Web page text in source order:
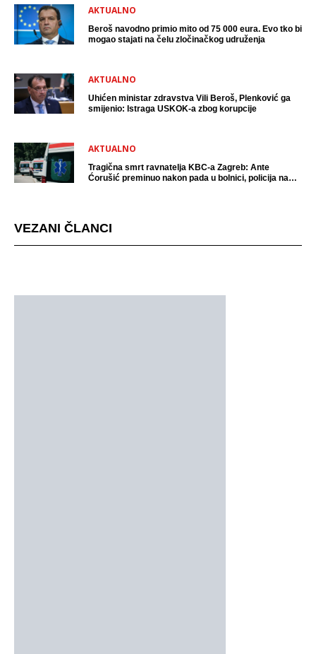
AKTUALNO
Beroš navodno primio mito od 75 000 eura. Evo tko bi
mogao stajati na čelu zločinačkog udruženja
AKTUALNO
Uhićen ministar zdravstva Vili Beroš, Plenković ga
smijenio: Istraga USKOK-a zbog korupcije
AKTUALNO
Tragična smrt ravnatelja KBC-a Zagreb: Ante
Ćorušić preminuo nakon pada u bolnici, policija na
VEZANI ČLANCI